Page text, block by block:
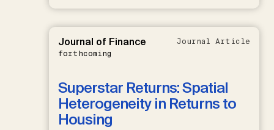
Journal of Finance
forthcoming
Journal Article
Superstar Returns: Spatial
Heterogeneity in Returns to
Housing